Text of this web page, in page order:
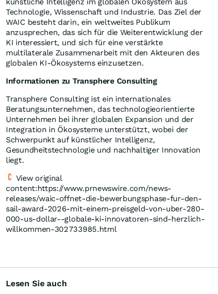
Technologie, Wissenschaft und Industrie. Das Ziel der
WAIC besteht darin, ein weltweites Publikum
anzusprechen, das sich für die Weiterentwicklung der
KI interessiert, und sich für eine verstärkte
multilaterale Zusammenarbeit mit den Akteuren des
globalen KI-Ökosystems einzusetzen.
Informationen zu Transphere Consulting
Transphere Consulting ist ein internationales
Beratungsunternehmen, das technologieorientierte
Unternehmen bei ihrer globalen Expansion und der
Integration in Ökosysteme unterstützt, wobei der
Schwerpunkt auf künstlicher Intelligenz,
Gesundheitstechnologie und nachhaltiger Innovation
liegt.
View original
content:https://www.prnewswire.com/news-
releases/waic-offnet-die-bewerbungsphase-fur-den-
sail-award-2026-mit-einem-preisgeld-von-uber-280-
000-us-dollar--globale-ki-innovatoren-sind-herzlich-
willkommen-302733985.html
Lesen Sie auch